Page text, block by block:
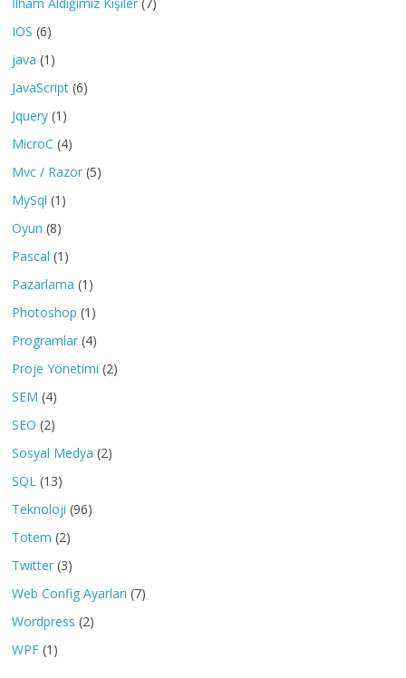
IOS (6)
java (1)
JavaScript (6)
Jquery (1)
MicroC (4)
Mvc / Razor (5)
MySql (1)
Oyun (8)
Pascal (1)
Pazarlama (1)
Photoshop (1)
Programlar (4)
Proje Yönetimi (2)
SEM (4)
SEO (2)
Sosyal Medya (2)
SQL (13)
Teknoloji (96)
Totem (2)
Twitter (3)
Web Config Ayarları (7)
Wordpress (2)
WPF (1)